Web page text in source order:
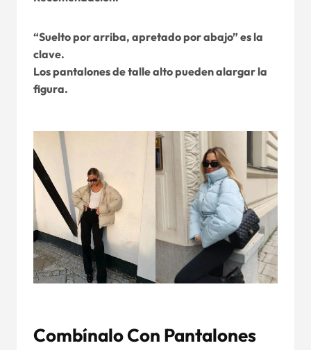
“Suelto por arriba, apretado por abajo” es la
clave.
Los pantalones de talle alto pueden alargar la
figura.
Combínalo Con Pantalones